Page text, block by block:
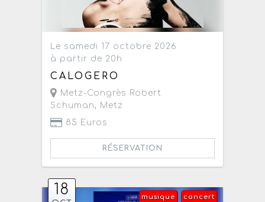
Le samedi 17 octobre 2026
à partir de 20h
CALOGERO
Metz-Congrès Robert
Schuman, Metz
85 Euros
RÉSERVATION
18 concert
musique